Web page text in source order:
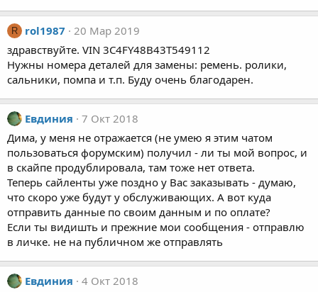
R rol1987
20 Мар 2019
здравствуйте. VIN 3C4FY48B43T549112
Нужны номера деталей для замены: ремень. ролики,
сальники, помпа и т.п. Буду очень благодарен.
Евдиния
7 Окт 2018
Дима, у меня не отражается (не умею я этим чатом
пользоваться форумским) получил - ли ты мой вопрос, и
в скайпе продублировала, там тоже нет ответа.
Теперь сайленты уже поздно у Вас заказывать - думаю,
что скоро уже будут у обслуживающих. А вот куда
отправить данные по своим данным и по оплате?
Если ты видишть и прежние мои сообщения - отправлю
в личке. не на публичном же отправлять
Евдиния
4 Окт 2018